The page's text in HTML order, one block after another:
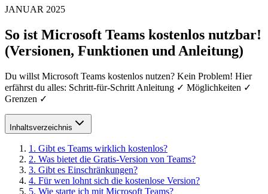
JANUAR 2025
So ist Microsoft Teams kostenlos nutzbar!
(Versionen, Funktionen und Anleitung)
Du willst Microsoft Teams kostenlos nutzen? Kein Problem! Hier
erfährst du alles: Schritt-für-Schritt Anleitung ✓ Möglichkeiten ✓
Grenzen ✓
Inhaltsverzeichnis
1 . Gibt es Teams wirklich kostenlos?
2. Was bietet die Gratis-Version von Teams?
3. Gibt es Einschränkungen?
4. Für wen lohnt sich die kostenlose Version?
5. Wie starte ich mit Microsoft Teams?